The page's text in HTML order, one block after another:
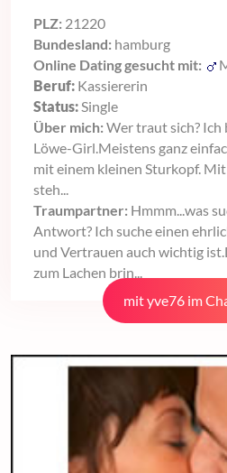
PLZ: 21220
Bundesland: hamburg
Online Dating gesucht mit:
Beruf: Kassiererin
Status:Single
Über mich: Wer traut sich?
Löwe-Girl.Meistens ganz
mit einem kleinen Sturkopf.
steh...
Traumpartner: Hmmm...was
Antwort? Ich suche einen
und Vertrauen auch wichtig
zum Lachen brin...
mit yve76 im